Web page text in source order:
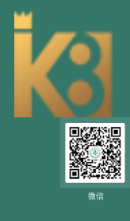
微信